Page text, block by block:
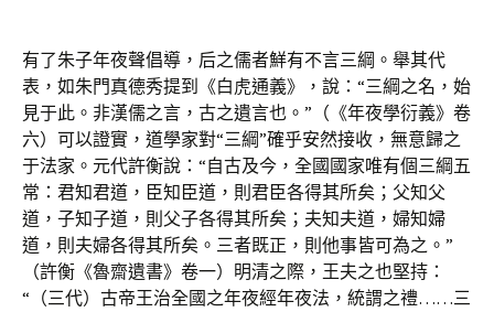
有了朱子年夜聲倡導，后之儒者鮮有不言三綱。舉其代
表，如朱門真德秀提到《白虎通義》，說：“三綱之名，始
見于此。非漢儒之言，古之遺言也。”（《年夜學衍義》卷
六）可以證實，道學家對“三綱”確乎安然接收，無意歸之
于法家。元代許衡說：“自古及今，全國國家唯有個三綱五
常：君知君道，臣知臣道，則君臣各得其所矣；父知父
道，子知子道，則父子各得其所矣；夫知夫道，婦知婦
道，則夫婦各得其所矣。三者既正，則他事皆可為之。”
（許衡《魯齋遺書》卷一）明清之際，王夫之也堅持：
“（三代）古帝王治全國之年夜經年夜法，統謂之禮……三